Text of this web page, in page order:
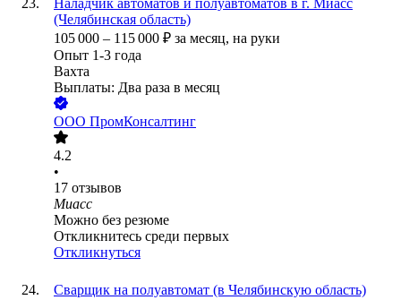
Наладчик автоматов и полуавтоматов в г. Миасс
(Челябинская область)
105 000 – 115 000 ₽ за месяц, на руки
Опыт 1-3 года
Вахта
Выплаты: Два раза в месяц
ООО ПромКонсалтинг
4.2
•
17 отзывов
Миасс
Можно без резюме
Откликнитесь среди первых
Откликнуться
Сварщик на полуавтомат (в Челябинскую область)